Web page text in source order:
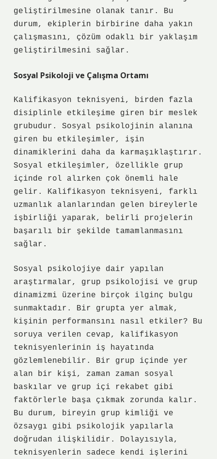
geliştirilmesine olanak tanır. Bu
durum, ekiplerin birbirine daha yakın
çalışmasını, çözüm odaklı bir yaklaşım
geliştirilmesini sağlar.
Sosyal Psikoloji ve Çalışma Ortamı
Kalifikasyon teknisyeni, birden fazla
disiplinle etkileşime giren bir meslek
grubudur. Sosyal psikolojinin alanına
giren bu etkileşimler, işin
dinamiklerini daha da karmaşıklaştırır.
Sosyal etkileşimler, özellikle grup
içinde rol alırken çok önemli hale
gelir. Kalifikasyon teknisyeni, farklı
uzmanlık alanlarından gelen bireylerle
işbirliği yaparak, belirli projelerin
başarılı bir şekilde tamamlanmasını
sağlar.
Sosyal psikolojiye dair yapılan
araştırmalar, grup psikolojisi ve grup
dinamizmi üzerine birçok ilginç bulgu
sunmaktadır. Bir grupta yer almak,
kişinin performansını nasıl etkiler? Bu
soruya verilen cevap, kalifikasyon
teknisyenlerinin iş hayatında
gözlemlenebilir. Bir grup içinde yer
alan bir kişi, zaman zaman sosyal
baskılar ve grup içi rekabet gibi
faktörlerle başa çıkmak zorunda kalır.
Bu durum, bireyin grup kimliği ve
özsaygı gibi psikolojik yapılarla
doğrudan ilişkilidir. Dolayısıyla,
teknisyenlerin sadece kendi işlerini